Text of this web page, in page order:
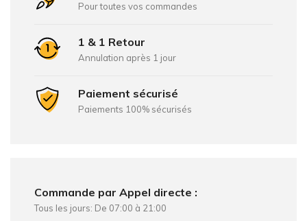
Pour toutes vos commandes
1 & 1 Retour
Annulation après 1 jour
Paiement sécurisé
Paiements 100% sécurisés
Commande par Appel directe :
Tous les jours: De 07:00 à 21:00